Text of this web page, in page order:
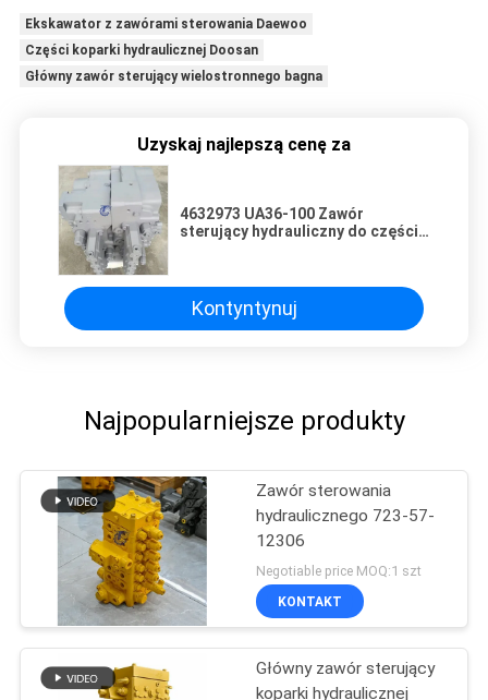
Ekskawator z zawórami sterowania Daewoo
Części koparki hydraulicznej Doosan
Główny zawór sterujący wielostronnego bagna
Uzyskaj najlepszą cenę za
4632973 UA36-100 Zawór
sterujący hydrauliczny do części
Kontyntynuj
Najpopularniejsze produkty
Zawór sterowania
hydraulicznego 723-57-
12306
Negotiable price MOQ:1 szt
KONTAKT
Główny zawór sterujący
koparki hydraulicznej